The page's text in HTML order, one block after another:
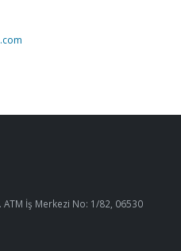
ATM İş Merkezi No: 1/82, 06530